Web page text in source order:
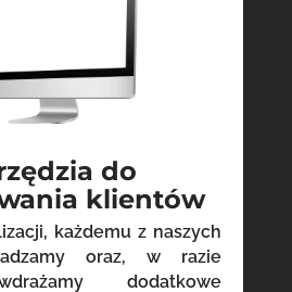
do
klientów
każdemu z naszych
oraz, w razie
dodatkowe